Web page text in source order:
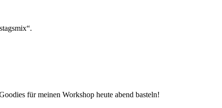
für meinen Workshop heute abend basteln!